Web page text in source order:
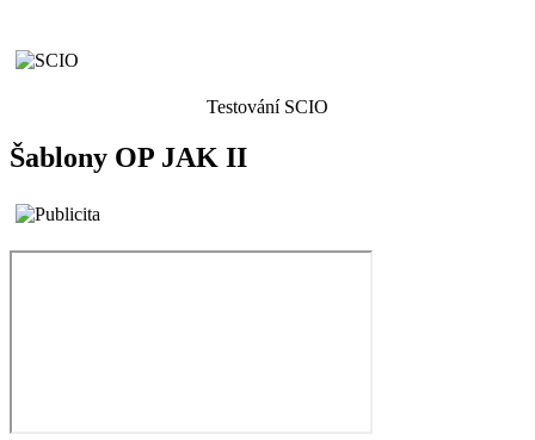
Testování SCIO
Šablony OP JAK II